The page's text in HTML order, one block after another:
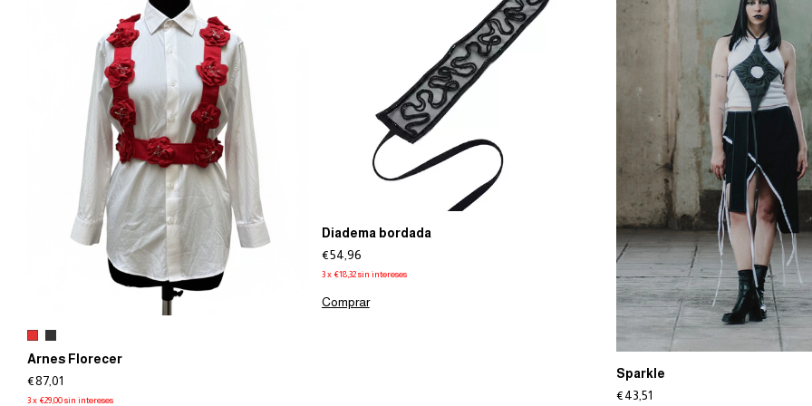
Arnes Florecer
€87,01
3x €29,00sin intereses
Diadema bordada
€54,96
3 x €18,32 sin intereses
Comprar
Sparkle
€43,51